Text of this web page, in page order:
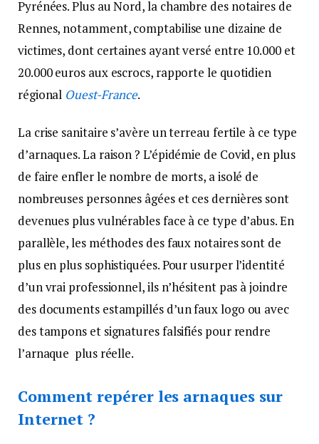
Pyrénées. Plus au Nord, la chambre des notaires de
Rennes, notamment, comptabilise une dizaine de
victimes, dont certaines ayant versé entre 10.000 et
20.000 euros aux escrocs, rapporte le quotidien
régional Ouest-France.
La crise sanitaire s’avère un terreau fertile à ce type
d’arnaques. La raison ? L’épidémie de Covid, en plus
de faire enfler le nombre de morts, a isolé de
nombreuses personnes âgées et ces dernières sont
devenues plus vulnérables face à ce type d’abus. En
parallèle, les méthodes des faux notaires sont de
plus en plus sophistiquées. Pour usurper l’identité
d’un vrai professionnel, ils n’hésitent pas à joindre
des documents estampillés d’un faux logo ou avec
des tampons et signatures falsifiés pour rendre
l’arnaque plus réelle.
Comment repérer les arnaques sur
Internet ?